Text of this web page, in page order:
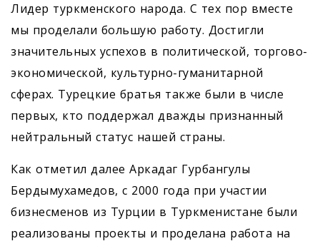
Лидер туркменского народа. С тех пор вместе
мы проделали большую работу. Достигли
значительных успехов в политической, торгово-
экономической, культурно-гуманитарной
сферах. Турецкие братья также были в числе
первых, кто поддержал дважды признанный
нейтральный статус нашей страны.
Как отметил далее Аркадаг Гурбангулы
Бердымухамедов, с 2000 года при участии
бизнесменов из Турции в Туркменистане были
реализованы проекты и проделана работа на